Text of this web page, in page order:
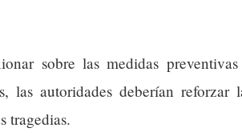
sobre las medidas
las autoridades deberían reforzar
tragedias.